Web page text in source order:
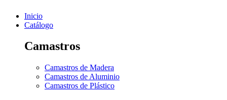
Inicio
Catálogo
Camastros
Camastros de Madera
Camastros de Aluminio
Camastros de Plástico